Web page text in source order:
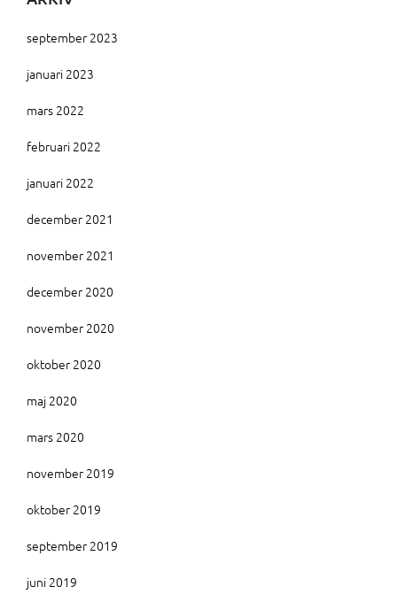
september 2023
januari 2023
mars 2022
februari 2022
januari 2022
december 2021
november 2021
december 2020
november 2020
oktober 2020
maj 2020
mars 2020
november 2019
oktober 2019
september 2019
juni 2019